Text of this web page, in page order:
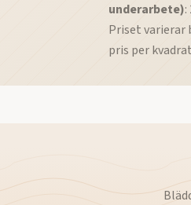
underarbete)
Priset
pris per